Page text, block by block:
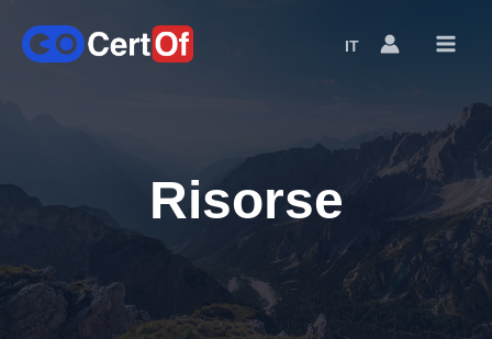
ITLanguage
Risorse